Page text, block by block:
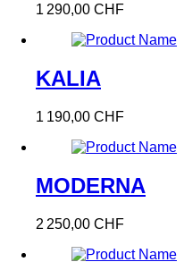
1 290,00 CHF
KALIA
1 190,00 CHF
MODERNA
2 250,00 CHF